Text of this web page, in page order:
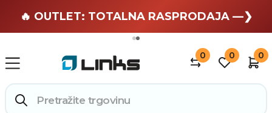
🏄 Zaslužuješ odmor —❯
🔥 OUTLET: TOTALNA RASPRODAJA —❯
0 0 0